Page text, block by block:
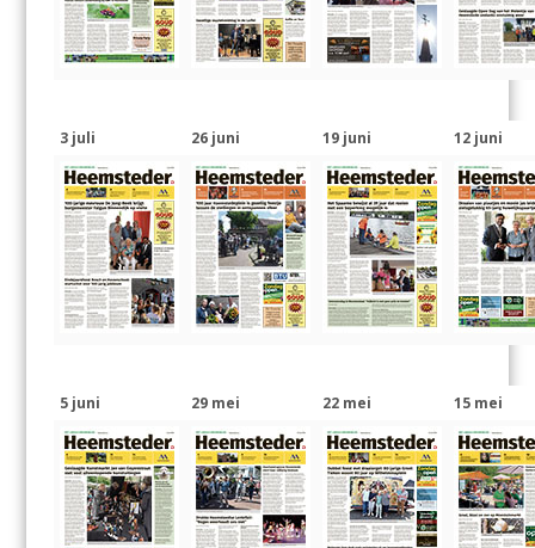
3 juli 26 juni 19 juni 12 juni
5 juni 29 mei 22 mei 15 mei